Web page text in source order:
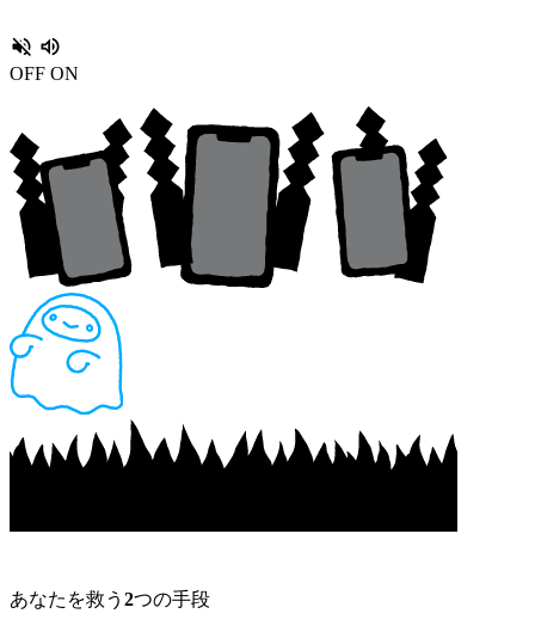
OFF ON
あなたを救う 2つの手段